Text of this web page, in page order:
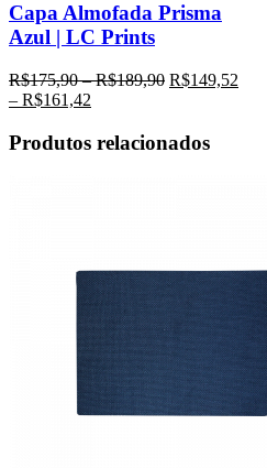
Capa Almofada Prisma
Azul | LC Prints
R$175,90–R$189,90 R$149,52
– R$161,42
Produtos relacionados